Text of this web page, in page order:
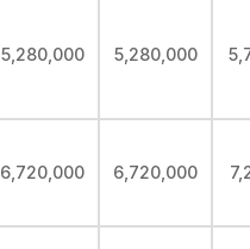
5,280,000 5,280,000
6,720,000 6,720,000